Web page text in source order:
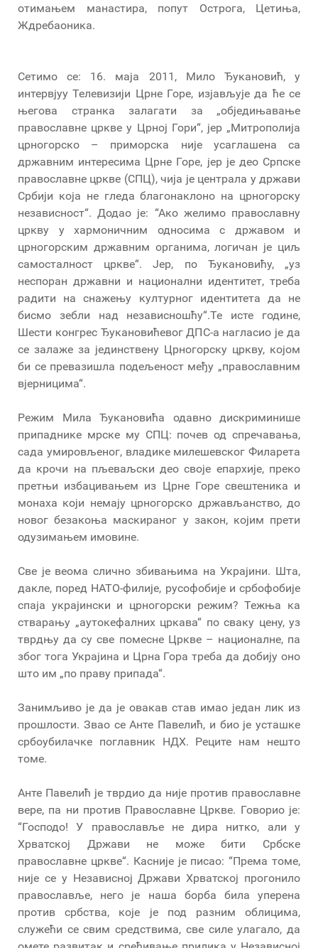
отимањем манастира, попут Острога, Цетиња,
Ждребаоника.
Сетимо се: 16. маја 2011, Мило Ђукановић, у
интервјуу Телевизији Црне Горе, изјављује да ће се
његова странка залагати за „обједињавање
православне цркве у Црној Гори“, јер „Митрополија
црногорско – приморска није усаглашена са
државним интересима Црне Горе, јер је део Српске
православне цркве (СПЦ), чија је централа у држави
Србији која не гледа благонаклоно на црногорску
независност“. Додао је: “Ако желимо православну
цркву у хармоничним односима с државом и
црногорским државним органима, логичан је циљ
самосталност цркве“. Јер, по Ђукановићу, „уз
неспоран државни и национални идентитет, треба
радити на снажењу културног идентитета да не
бисмо зебли над независношћу“.Те исте године,
Шести конгрес Ђукановићевог ДПС-а нагласио је да
се залаже за јединствену Црногорску цркву, којом
би се превазишла подељеност међу „православним
вјерницима“.
Режим Мила Ђукановића одавно дискриминише
припаднике мрске му СПЦ: почев од спречавања,
сада умировљеног, владике милешевског Филарета
да крочи на пљеваљски део своје епархије, преко
претњи избацивањем из Црне Горе свештеника и
монаха који немају црногорско држављанство, до
новог безакоња маскираног у закон, којим прети
одузимањем имовине.
Све је веома слично збивањима на Украјини. Шта,
дакле, поред НАТО-филије, русофобије и србофобије
спаја украјински и црногорски режим? Тежња ка
стварању „аутокефалних цркава“ по сваку цену, уз
тврдњу да су све помесне Цркве – националне, па
због тога Украјина и Црна Гора треба да добију оно
што им „по праву припада“.
Занимљиво је да је овакав став имао један лик из
прошлости. Звао се Анте Павелић, и био је усташке
србоубилачке поглавник НДХ. Реците нам нешто
томе.
Анте Павелић је тврдио да није против православне
вере, па ни против Православне Цркве. Говорио је:
“Господо! У православље не дира нитко, али у
Хрватској Држави не може бити Србске
православне цркве“. Касније је писао: “Према томе,
није се у Независној Држави Хрватској прогонило
православље, него је наша борба била уперена
против србства, које је под разним облицима,
служећи се свим средствима, све силе улагало, да